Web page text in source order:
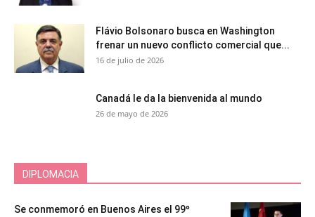
Flávio Bolsonaro busca en Washington
frenar un nuevo conflicto comercial que...
16 de julio de 2026
Canadá le da la bienvenida al mundo
26 de mayo de 2026
DIPLOMACIA
Se conmemoró en Buenos Aires el 99º